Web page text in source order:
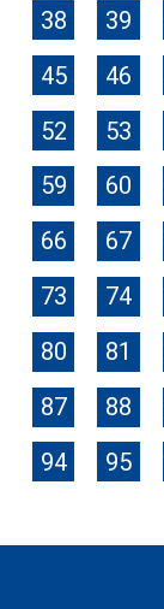
38
39
45
46
52
53
59
60
66
67
73
74
80
81
87
88
94
95